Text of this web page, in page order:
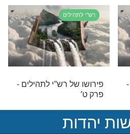
רש"י לתהילים
פירושו של רש"י לתהילים -